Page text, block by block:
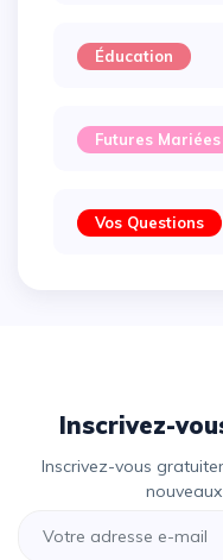
Éducation
Futures Mariées
Vos Questions
Inscrivez-
Inscrivez-vous gratuitement pour être tenus informés des